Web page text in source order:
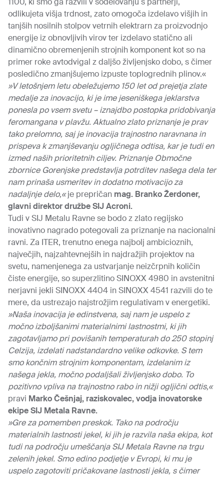
odlikujeta višja trdnost, zato omogoča izdelavo višjih in
tanjših nosilnih stolpov vetrnih elektrarn za proizvodnjo
energije iz obnovljivih virov ter izdelavo statično ali
dinamično obremenjenih strojnih komponent kot so na
primer roke avtodvigal z daljšo življenjsko dobo, s čimer
posledično zmanjšujemo izpuste toplogrednih plinov.«
»V letošnjem letu obeležujemo 150 let od prejetja zlate
medalje za inovacijo, ki je ime jeseniškega jeklarstva
ponesla po vsem svetu – iznajdbo postopka pridobivanja
feromangana v plavžu. Aktualno zlato priznanje je prav
tako prelomno, saj je inovacija trajnostno naravnana in
prispeva k zmanjševanju ogljičnega odtisa, kar je tudi en
izmed naših prioritetnih ciljev. Priznanje Območne
zbornice Gorenjske predstavlja potrditev našega dela ter
nam prinaša usmeritev in dodatno motivacijo za
nadaljnje delo,«je prepričan mag. Branko Žerdoner,
glavni direktor družbe SIJ Acroni.
Tudi v SIJ Metalu Ravne se bodo z zlato regijsko
inovativno nagrado potegovali za priznanje na nacionalni
ravni. Za ITER, trenutno enega najbolj ambicioznih,
največjih, najzahtevnejših in najdražjih projektov na
svetu, namenjenega za ustvarjanje neizčrpnih količin
čiste energije, so superzlitino SINOXX 4980 in avstenitni
nerjavni jekli SINOXX 4404 in SINOXX 4541 razvili do te
mere, da ustrezajo najstrožjim regulativam v energetiki.
»Naša inovacija je edinstvena, saj nam je uspelo z
močno izboljšanimi materialnimi lastnostmi, ki jih
zagotavljamo pri povišanih temperaturah do 250 stopinj
Celzija, izdelati nadstandardno velike odkovke. S tem
smo končnim strojnim komponentam, izdelanim iz
našega jekla, močno podaljšali življenjsko dobo. To
pozitivno vpliva na trajnostno rabo in nižji ogljični odtis,«
pravi Marko Češnjaj, raziskovalec, vodja inovatorske
ekipe SIJ Metala Ravne.
»Gre za pomemben preskok. Tako na področju
materialnih lastnosti jekel, ki jih je razvila naša ekipa, kot
tudi na področju umeščanja SIJ Metala Ravne na trgu
zelenih jekel. Smo edino podjetje v Evropi, ki mu je
uspelo zagotoviti pričakovane lastnosti jekla, s čimer